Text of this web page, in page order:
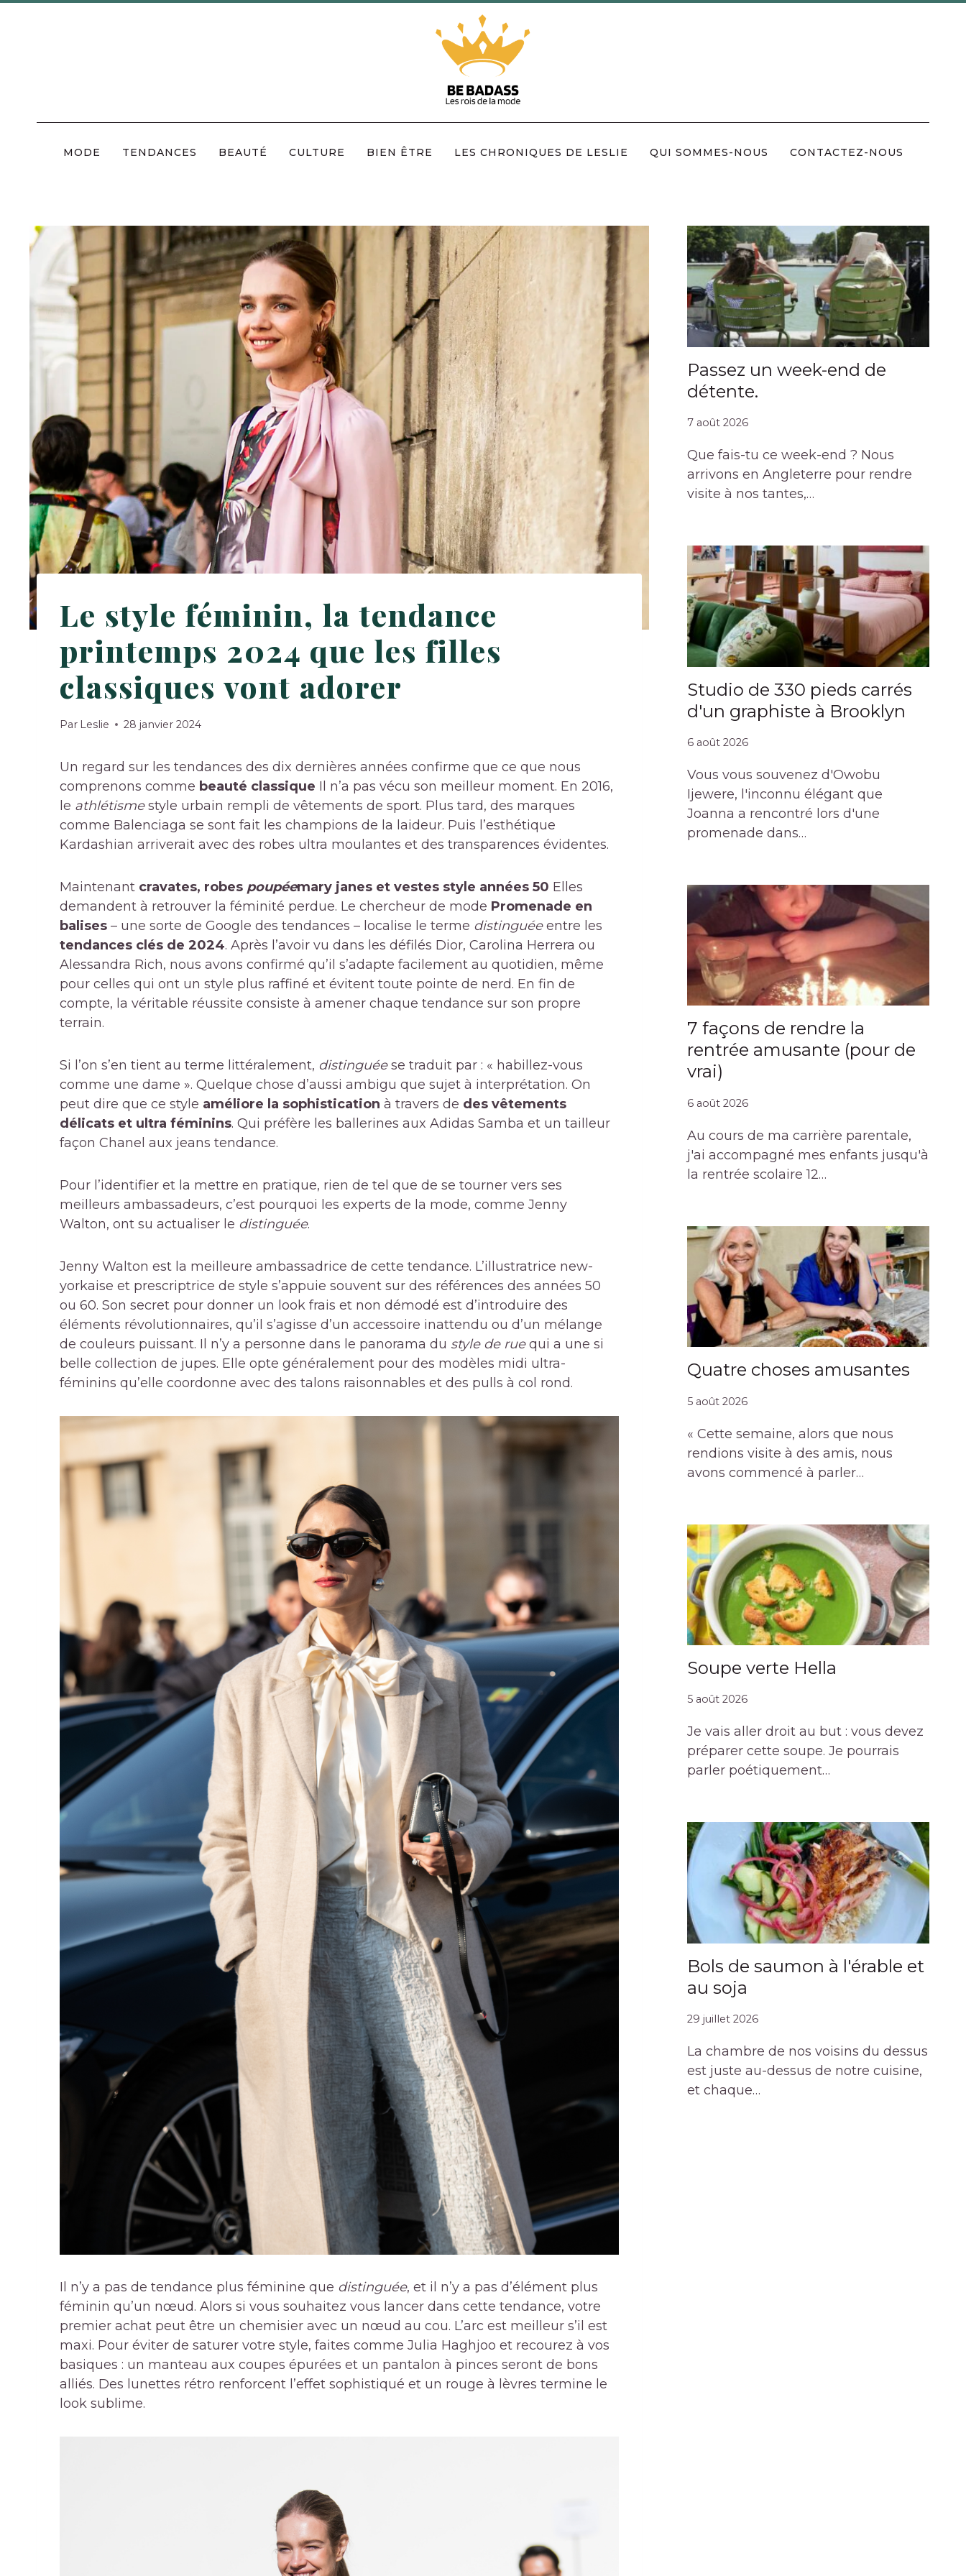
MODE TENDANCES BEAUTÉ CULTURE BIEN ÊTRE LES CHRONIQUES DE LESLIE QUI SOMMES-NOUS CONTACTEZ-NOUS
Le style féminin, la tendance
printemps 2024 que les filles
classiques vont adorer
Par Leslie 28 janvier 2024
Un regard sur les tendances des dix dernières années confirme que ce que nous
comprenons comme beauté classique Il n’a pas vécu son meilleur moment. En 2016,
le athlétismestyle urbain rempli de vêtements de sport. Plus tard, des marques
comme Balenciaga se sont fait les champions de la laideur. Puis l’esthétique
Kardashian arriverait avec des robes ultra moulantes et des transparences évidentes.
Maintenant cravates, robes poupéemary janes et vestes style années 50 Elles
demandent à retrouver la féminité perdue. Le chercheur de mode Promenade en
balises – une sorte de Google des tendances – localise le terme distinguéeentre les
tendances clés de 2024. Après l’avoir vu dans les défilés Dior, Carolina Herrera ou
Alessandra Rich, nous avons confirmé qu’il s’adapte facilement au quotidien, même
pour celles qui ont un style plus raffiné et évitent toute pointe de nerd. En fin de
compte, la véritable réussite consiste à amener chaque tendance sur son propre
terrain.
Si l’on s’en tient au terme littéralement, distinguéese traduit par : « habillez-vous
comme une dame ». Quelque chose d’aussi ambigu que sujet à interprétation. On
peut dire que ce style améliore la sophistication à travers de des vêtements
délicats et ultra féminins. Qui préfère les ballerines aux Adidas Samba et un tailleur
façon Chanel aux jeans tendance.
Pour l’identifier et la mettre en pratique, rien de tel que de se tourner vers ses
meilleurs ambassadeurs, c’est pourquoi les experts de la mode, comme Jenny
Walton, ont su actualiser le distinguée.
Jenny Walton est la meilleure ambassadrice de cette tendance. L’illustratrice new-
yorkaise et prescriptrice de style s’appuie souvent sur des références des années 50
ou 60. Son secret pour donner un look frais et non démodé est d’introduire des
éléments révolutionnaires, qu’il s’agisse d’un accessoire inattendu ou d’un mélange
de couleurs puissant. Il n’y a personne dans le panorama du style de ruequi a une si
belle collection de jupes. Elle opte généralement pour des modèles midi ultra-
féminins qu’elle coordonne avec des talons raisonnables et des pulls à col rond.
Il n’y a pas de tendance plus féminine que distinguée, et il n’y a pas d’élément plus
féminin qu’un nœud. Alors si vous souhaitez vous lancer dans cette tendance, votre
premier achat peut être un chemisier avec un nœud au cou. L’arc est meilleur s’il est
maxi. Pour éviter de saturer votre style, faites comme Julia Haghjoo et recourez à vos
basiques : un manteau aux coupes épurées et un pantalon à pinces seront de bons
alliés. Des lunettes rétro renforcent l’effet sophistiqué et un rouge à lèvres termine le
look sublime.
Passez un week-end de
détente.
7 août 2026
Que fais-tu ce week-end ? Nous
arrivons en Angleterre pour rendre
visite à nos tantes,…
Studio de 330 pieds carrés
d'un graphiste à Brooklyn
6 août 2026
Vous vous souvenez d'Owobu
Ijewere, l'inconnu élégant que
Joanna a rencontré lors d'une
promenade dans…
7 façons de rendre la
rentrée amusante (pour de
vrai)
6 août 2026
Au cours de ma carrière parentale,
j'ai accompagné mes enfants jusqu'à
la rentrée scolaire 12…
Quatre choses amusantes
5 août 2026
« Cette semaine, alors que nous
rendions visite à des amis, nous
avons commencé à parler…
Soupe verte Hella
5 août 2026
Je vais aller droit au but : vous devez
préparer cette soupe. Je pourrais
parler poétiquement…
Bols de saumon à l'érable et
au soja
29 juillet 2026
La chambre de nos voisins du dessus
est juste au-dessus de notre cuisine,
et chaque…